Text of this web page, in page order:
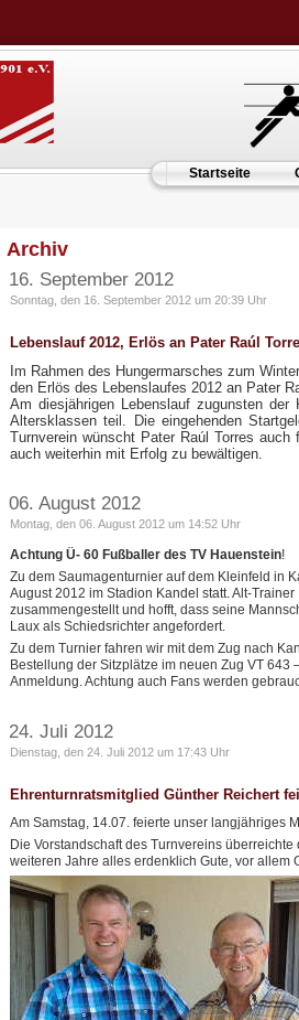
Startseite
Archiv
16. September 2012
Sonntag, den 16. September 2012 um 20:39 Uhr
Lebenslauf 2012, Erlös an Pater Raúl
Im Rahmen des Hungermarsches zum
den Erlös des Lebenslaufes 2012 an Pater
Am diesjährigen Lebenslauf zugunsten
Altersklassen teil. Die eingehenden
Turnverein wünscht Pater Raúl Torres
auch weiterhin mit Erfolg zu bewältigen.
06. August 2012
Montag, den 06. August 2012 um 14:52 Uhr
Achtung Ü- 60 Fußballer des TV Hauenstein!
Zu dem Saumagenturnier auf dem Kleinfeld in
August 2012 im Stadion Kandel statt. Alt-
zusammengestellt und hofft, dass seine
Laux als Schiedsrichter angefordert.
Zu dem Turnier fahren wir mit dem Zug nach
Bestellung der Sitzplätze im neuen Zug VT 643
Anmeldung. Achtung auch Fans werden
24. Juli 2012
Dienstag, den 24. Juli 2012 um 17:43 Uhr
Ehrenturnratsmitglied Günther Reichert
Am Samstag, 14.07. feierte unser langjähriges
Die Vorstandschaft des Turnvereins
weiteren Jahre alles erdenklich Gute, vor allem